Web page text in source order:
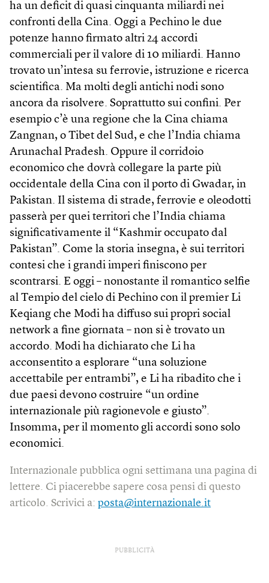
ha un deficit di quasi cinquanta miliardi nei
confronti della Cina. Oggi a Pechino le due
potenze hanno firmato altri 24 accordi
commerciali per il valore di 10 miliardi. Hanno
trovato un’intesa su ferrovie, istruzione e ricerca
scientifica. Ma molti degli antichi nodi sono
ancora da risolvere. Soprattutto sui confini. Per
esempio c’è una regione che la Cina chiama
Zangnan, o Tibet del Sud, e che l’India chiama
Arunachal Pradesh. Oppure il corridoio
economico che dovrà collegare la parte più
occidentale della Cina con il porto di Gwadar, in
Pakistan. Il sistema di strade, ferrovie e oleodotti
passerà per quei territori che l’India chiama
significativamente il “Kashmir occupato dal
Pakistan”. Come la storia insegna, è sui territori
contesi che i grandi imperi finiscono per
scontrarsi. E oggi – nonostante il romantico selfie
al Tempio del cielo di Pechino con il premier Li
Keqiang che Modi ha diffuso sui propri social
network a fine giornata – non si è trovato un
accordo. Modi ha dichiarato che Li ha
acconsentito a esplorare “una soluzione
accettabile per entrambi”, e Li ha ribadito che i
due paesi devono costruire “un ordine
internazionale più ragionevole e giusto”.
Insomma, per il momento gli accordi sono solo
economici.
Internazionale pubblica ogni settimana una pagina di
lettere. Ci piacerebbe sapere cosa pensi di questo
articolo. Scrivici a: posta@internazionale.it
PUBBLICITÀ